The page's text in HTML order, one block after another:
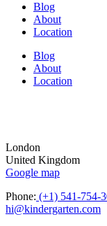
Blog
About
Location
Blog
About
Location
London
United Kingdom
Google map
Phone: (+1) 541-754-
hi@kindergarten.com